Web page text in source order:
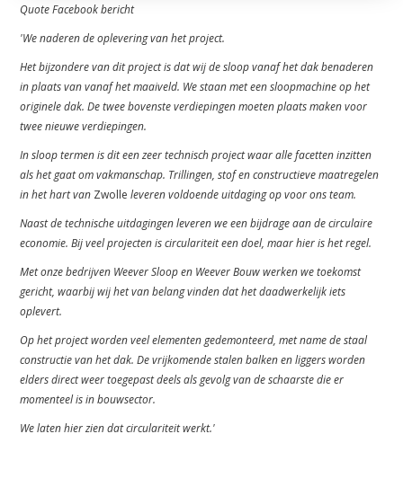
Quote Facebook bericht
'We naderen de oplevering van het project.
Het bijzondere van dit project is dat wij de sloop vanaf het dak benaderen
in plaats van vanaf het maaiveld. We staan met een sloopmachine op het
originele dak. De twee bovenste verdiepingen moeten plaats maken voor
twee nieuwe verdiepingen.
In sloop termen is dit een zeer technisch project waar alle facetten inzitten
als het gaat om vakmanschap. Trillingen, stof en constructieve maatregelen
in het hart van Zwolleleveren voldoende uitdaging op voor ons team.
Naast de technische uitdagingen leveren we een bijdrage aan de circulaire
economie. Bij veel projecten is circulariteit een doel, maar hier is het regel.
Met onze bedrijven Weever Sloop en Weever Bouw werken we toekomst
gericht, waarbij wij het van belang vinden dat het daadwerkelijk iets
oplevert.
Op het project worden veel elementen gedemonteerd, met name de staal
constructie van het dak. De vrijkomende stalen balken en liggers worden
elders direct weer toegepast deels als gevolg van de schaarste die er
momenteel is in bouwsector.
We laten hier zien dat circulariteit werkt.'